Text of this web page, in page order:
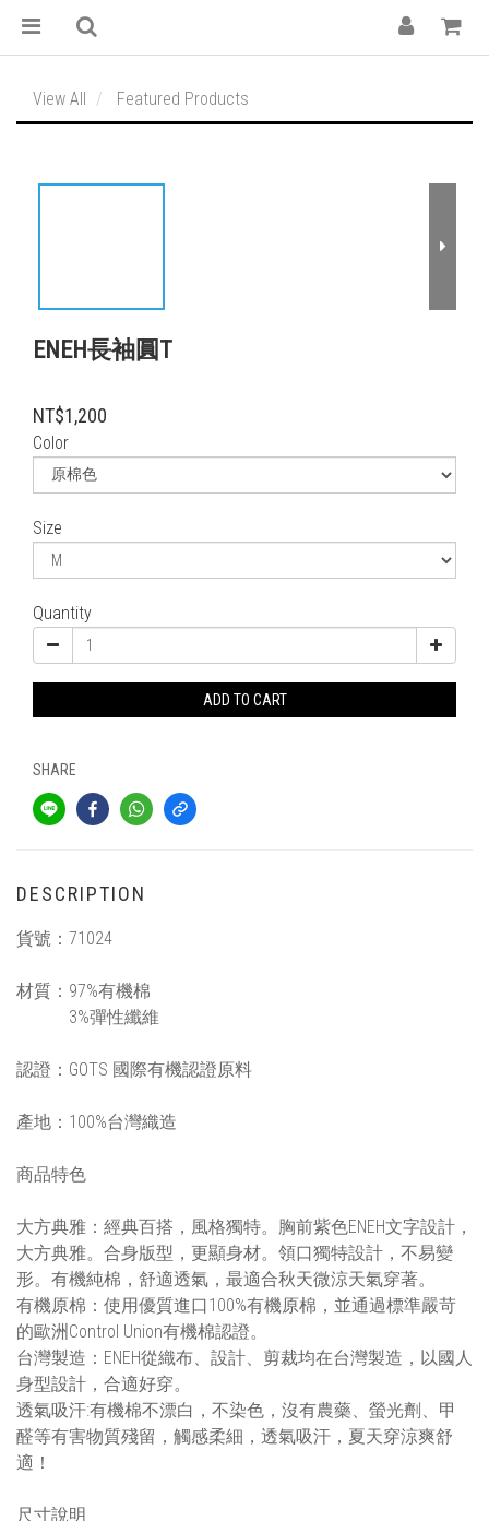
View All Featured Products
ENEH長袖圓T
NT$1,200
Color
Size
Quantity
ADD TO CART
SHARE
DESCRIPTION
貨號： 71024
材質：97%有機棉
3%彈性纖維
認證：GOTS 國際有機認證原料
產地：100%台灣織造
商品特色
大方典雅：經典百搭，風格獨特。胸前紫色ENEH文字設計，
大方典雅。合身版型，更顯身材。領口獨特設計，不易變
形。有機純棉，舒適透氣，最適合秋天微涼天氣穿著。
有機原棉：使用優質進口100%有機原棉，並通過標準嚴苛
的歐洲Control Union有機棉認證。
台灣製造：ENEH從織布、設計、剪裁均在台灣製造，以國人
身型設計，合適好穿。
透氣吸汗:有機棉不漂白，不染色，沒有農藥、螢光劑、甲
醛等有害物質殘留，觸感柔細，透氣吸汗，夏天穿涼爽舒
適！
尺寸說明